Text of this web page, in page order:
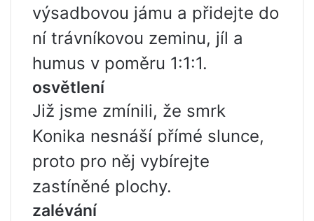
výsadbovou jámu a přidejte do
ní trávníkovou zeminu, jíl a
humus v poměru 1:1:1.
osvětlení
Již jsme zmínili, že smrk
Konika nesnáší přímé slunce,
proto pro něj vybírejte
zastíněné plochy.
zalévání